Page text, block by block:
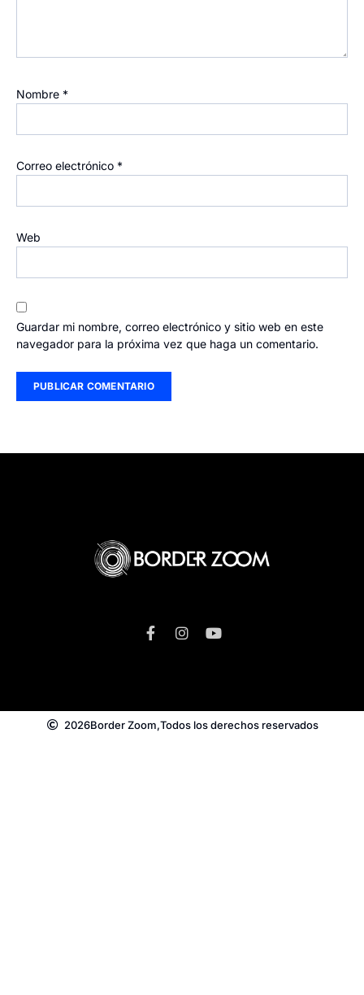
Nombre *
Correo electrónico *
Web
Guardar mi nombre, correo electrónico y sitio web en este
navegador para la próxima vez que haga un comentario.
2026Border Zoom,Todos los derechos reservados